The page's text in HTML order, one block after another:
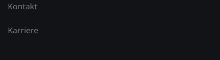
Kontakt
Karriere